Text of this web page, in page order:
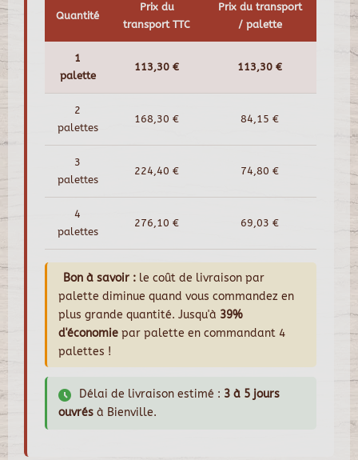
Quantité
Prix du
transport TTC
Prix du transport
/ palette
1
palette
113,30 € 113,30 €
2
palettes
168,30 € 84,15 €
3
palettes
224,40 € 74,80 €
4
palettes
276,10 € 69,03 €
Bon à savoir : le coût de livraison par
palette diminue quand vous commandez en
plus grande quantité. Jusqu'à 39%
d'économie par palette en commandant 4
palettes !
Délai de livraison estimé : 3 à 5 jours
ouvrés à Bienville.